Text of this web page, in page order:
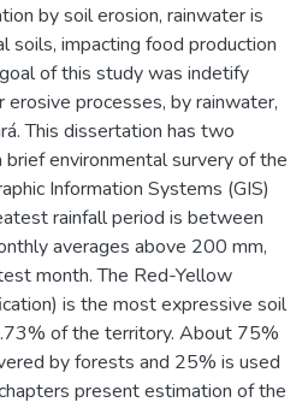
by soil erosion, rainwater is
soils, impacting food production
of this study was indetify
processes, by rainwater,
This dissertation has two
environmental survery of the
Information Systems (GIS)
rainfall period is between
averages above 200 mm,
month. The Red-Yellow
is the most expressive soil
of the territory. About 75%
by forests and 25% is used
present estimation of the